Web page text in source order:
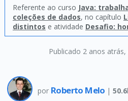
Publicado 2 anos atrás,
Referente ao curso Java:
coleções de dados, no capítulo
distintos e atividade Desafio:
por Roberto Melo |